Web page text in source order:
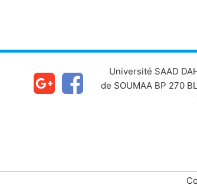
Université SAAD
de SOUMAA BP 270